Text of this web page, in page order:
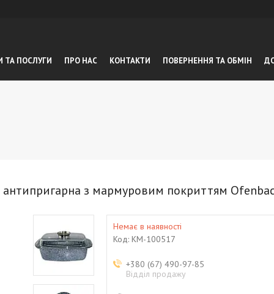
ТА ПОСЛУГИ ПРО НАС КОНТАКТИ ПОВЕРНЕННЯ ТА ОБМIН
з мармуровим покриттям
Немає в наявності
Код: KM-100517
+380 (67) 490-97-85
Відділ продажу